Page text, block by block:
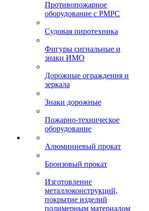
Противопожарное
оборудование с РМРС
Судовая пиротехника
Фигуры сигнальные и
знаки ИМО
Дорожные ограждения и
зеркала
Знаки дорожные
Пожарно-техническое
оборудование
Алюминиевый прокат
Бронзовый прокат
Изготовление
металлоконструкций,
покрытие изделий
полимерным материалом